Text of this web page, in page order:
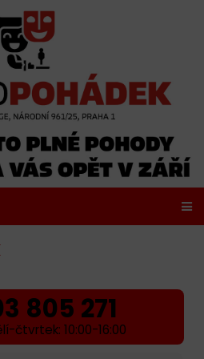
805 271
čtvrtek: 10:00-16:00